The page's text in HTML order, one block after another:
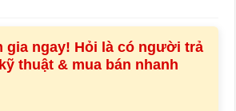
gia ngay! Hỏi là có người trả
thuật & mua bán nhanh